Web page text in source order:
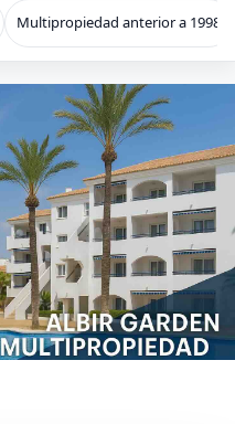
Multipropiedad anterior a 1998